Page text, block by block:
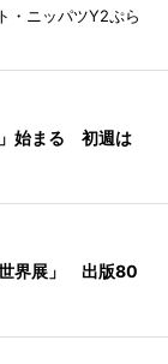
・ニッパツY2ぷら
始まる 初週は
世界展」 出版80